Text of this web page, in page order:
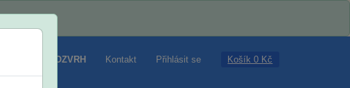
ROZVRH Kontakt Přihlásit se Košík 0 Kč